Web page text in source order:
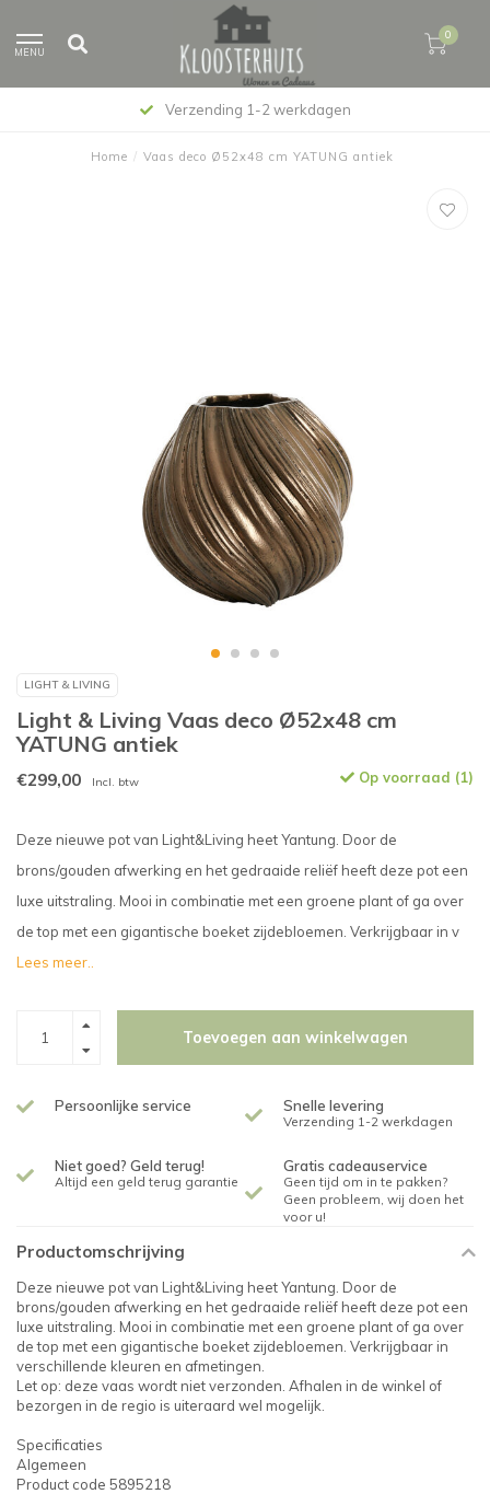
MENU
0
Verzending 1-2 werkdagen
Home / Vaas deco Ø52x48 cm YATUNG antiek
LIGHT & LIVING
Light & Living Vaas deco Ø52x48 cm
YATUNG antiek
€299,00 Incl. btw Op voorraad (1)
Deze nieuwe pot van Light&Living heet Yantung. Door de
brons/gouden afwerking en het gedraaide reliëf heeft deze pot een
luxe uitstraling. Mooi in combinatie met een groene plant of ga over
de top met een gigantische boeket zijdebloemen. Verkrijgbaar in v
Lees meer..
Toevoegen aan winkelwagen
Persoonlijke service Snelle levering
Verzending 1-2 werkdagen
Niet goed? Geld terug!
Altijd een geld terug garantie
Gratis cadeauservice
Geen tijd om in te pakken?
Geen probleem, wij doen het
voor u!
Productomschrijving
Deze nieuwe pot van Light&Living heet Yantung. Door de
brons/gouden afwerking en het gedraaide reliëf heeft deze pot een
luxe uitstraling. Mooi in combinatie met een groene plant of ga over
de top met een gigantische boeket zijdebloemen. Verkrijgbaar in
verschillende kleuren en afmetingen.
Let op: deze vaas wordt niet verzonden. Afhalen in de winkel of
bezorgen in de regio is uiteraard wel mogelijk.
Specificaties
Algemeen
Product code 5895218